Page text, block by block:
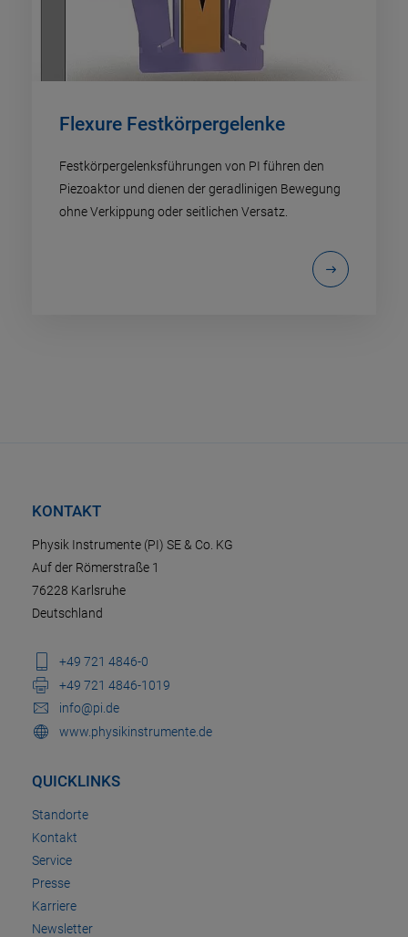
Flexure Festkörpergelenke
Festkörpergelenksführungen von PI führen den
Piezoaktor und dienen der geradlinigen Bewegung
ohne Verkippung oder seitlichen Versatz.
KONTAKT
Physik Instrumente (PI) SE & Co. KG
Auf der Römerstraße 1
76228 Karlsruhe
Deutschland
+49 721 4846-0
+49 721 4846-1019
info@pi.de
www.physikinstrumente.de
QUICKLINKS
Standorte
Kontakt
Service
Presse
Karriere
Newsletter